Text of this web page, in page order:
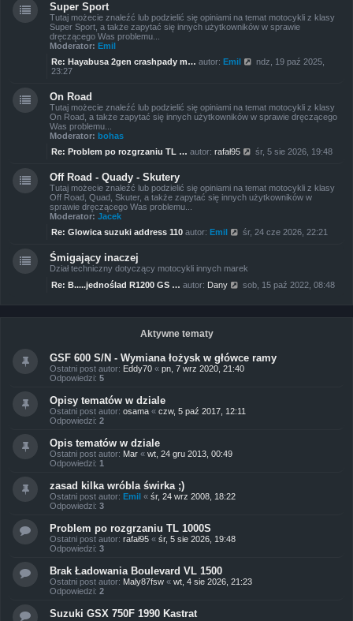
e
t
j
z
y
s
Super Sport
Tutaj możecie znaleźć lub podzielić się opiniami na temat motocykli z klasy
Super Sport, a także zapytać się innych użytkowników w sprawie
dręczącego Was problemu...
Moderator: Emil
Re: Hayabusa 2gen crashpady m… autor: Emil
W
e
t
s
z
o
ndz, 19 paź 2025,
23:27
On Road
Tutaj możecie znaleźć lub podzielić się opiniami na temat motocykli z klasy
On Road, a także zapytać się innych użytkowników w sprawie dręczącego
Was problemu...
Moderator: bohas
Re: Problem po rozgrzaniu TL … autor: rafał95
W
i
e
a
s
śr, 5 sie 2026, 19:48
Off Road - Quady - Skutery
Tutaj możecie znaleźć lub podzielić się opiniami na temat motocykli z klasy
Off Road, Quad, Skuter, a także zapytać się innych użytkowników w
sprawie dręczącego Was problemu...
Moderator: Jacek
Re: Glowica suzuki address 110 autor: Emil
W
i
n
a
w
s
z
s
śr, 24 cze 2026, 22:21
Śmigający inaczej
Dział techniczny dotyczący motocykli innych marek
Re: B.....jednoślad R1200 GS … autor: Dany
W
n
a
w
s
sob, 15 paź 2022, 08:48
Aktywne tematy
GSF 600 S/N - Wymiana łożysk w główce ramy
Ostatni post autor: Eddy70 « pn, 7 wrz 2020, 21:40
Odpowiedzi: 5
Opisy tematów w dziale
Ostatni post autor: osama « czw, 5 paź 2017, 12:11
Odpowiedzi: 2
Opis tematów w dziale
Ostatni post autor: Mar « wt, 24 gru 2013, 00:49
Odpowiedzi: 1
zasad kilka wróbla świrka ;)
Ostatni post autor: Emil « śr, 24 wrz 2008, 18:22
Odpowiedzi: 3
Problem po rozgrzaniu TL 1000S
Ostatni post autor: rafał95 « śr, 5 sie 2026, 19:48
Odpowiedzi: 3
Brak Ładowania Boulevard VL 1500
Ostatni post autor: Maly87fsw « wt, 4 sie 2026, 21:23
Odpowiedzi: 2
Suzuki GSX 750F 1990 Kastrat